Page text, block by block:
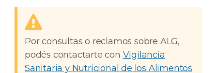
Por consultas o reclamos sobre ALG,
podés contactarte con Vigilancia
Sanitaria y Nutricional de los Alimentos